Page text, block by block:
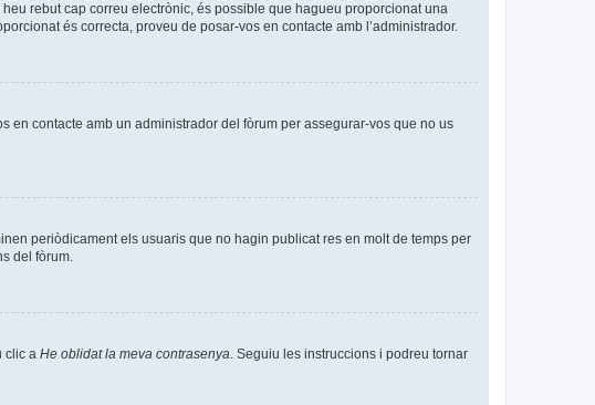
rebut cap correu electrònic, és possible que hagueu proporcionat una
és correcta, proveu de posar-vos en contacte amb l’administrador.
en contacte amb un administrador del fòrum per assegurar-vos que no us
periòdicament els usuaris que no hagin publicat res en molt de temps per
del fòrum.
clic a He oblidat la meva contrasenya. Seguiu les instruccions i podreu tornar